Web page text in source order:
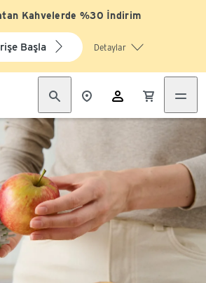
Kahvelerde %30 İndirim
Başla Detaylar